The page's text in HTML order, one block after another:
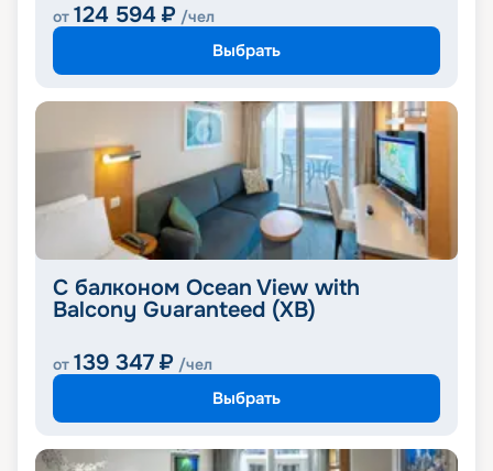
от 124 594 ₽ /чел
Выбрать
С балконом Ocean View with
Balcony Guaranteed (XB)
от 139 347 ₽ /чел
Выбрать